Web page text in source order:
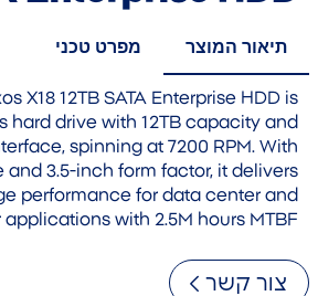
תיאור המוצר מפרט טכני
X18 12TB SATA Enterprise HDD is
hard drive with 12TB capacity and
spinning at 7200 RPM. With
and 3.5-inch form factor, it delivers
performance for data center and
applications with 2.5M hours MTBF.
צור קשר